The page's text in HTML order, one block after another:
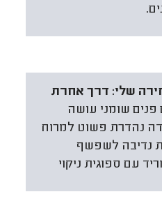
שלי: דרך אחרת
פנים שומני עושה
נהדרת פשוט למרוח
נדיבה לשפשף
עם ספוגית ניקוי